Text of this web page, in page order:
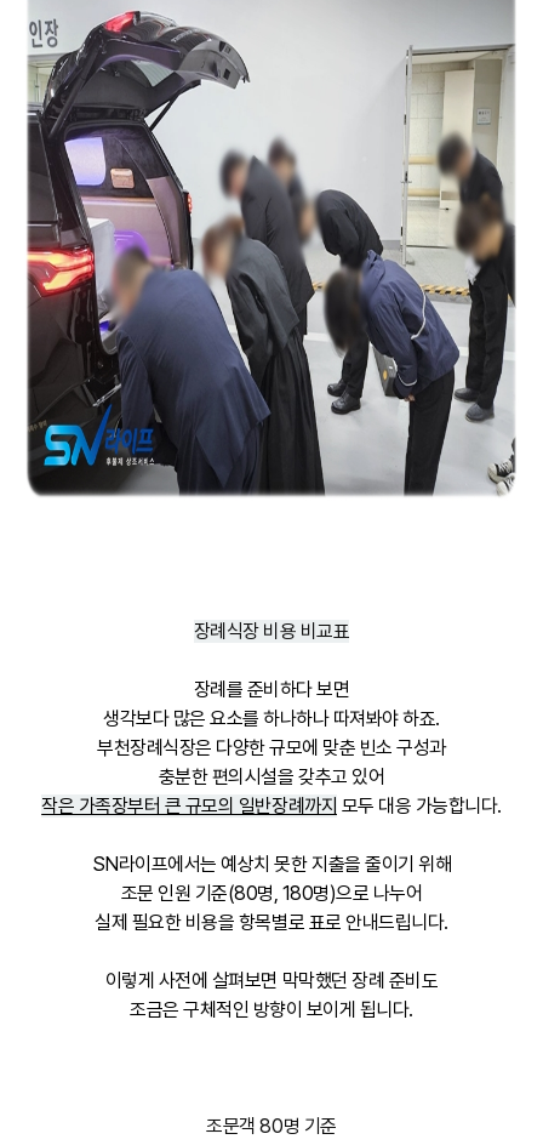
장례식장 비용 비교표
장례를 준비하다 보면
생각보다 많은 요소를 하나하나 따져봐야 하죠.
부천장례식장은 다양한 규모에 맞춘 빈소 구성과
충분한 편의시설을 갖추고 있어
작은 가족장부터 큰 규모의 일반장례까지 모두 대응 가능합니다.
SN라이프에서는 예상치 못한 지출을 줄이기 위해
조문 인원 기준(80명, 180명)으로 나누어
실제 필요한 비용을 항목별로 표로 안내드립니다.
이렇게 사전에 살펴보면 막막했던 장례 준비도
조금은 구체적인 방향이 보이게 됩니다.
조문객 80명 기준